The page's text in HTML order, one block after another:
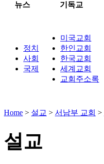
뉴스
기독교
정치
사회
국제
미국교회
한인교회
한국교회
세계교회
교회주소록
Home > 설교 > 서남부 교회 >
설교